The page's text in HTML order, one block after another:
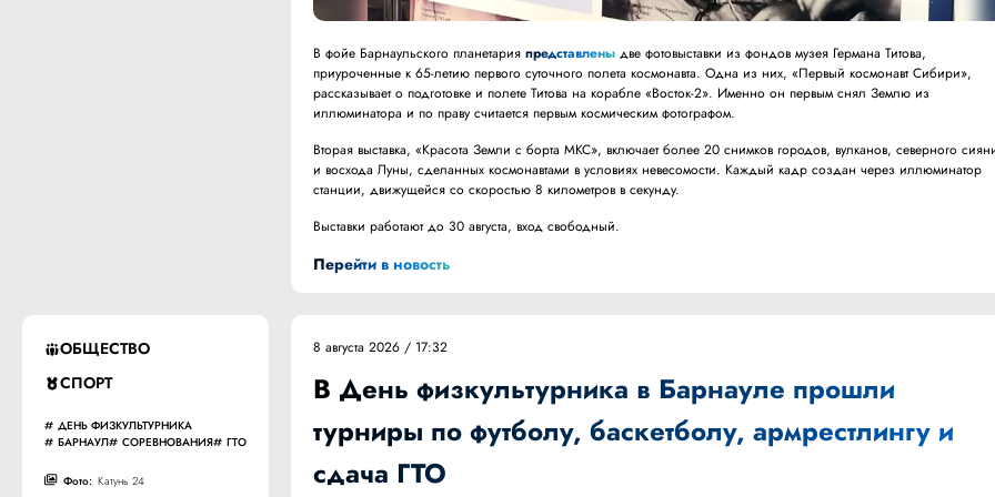
В фойе Барнаульского планетарияпредставлены две фотовыставки из фондов музея Германа Титова,
приуроченные к 65-летию первого суточного полета космонавта. Одна из них, «Первый космонавт Сибири»,
рассказывает о подготовке и полете Титова на корабле «Восток-2». Именно он первым снял Землю из
иллюминатора и по праву считается первым космическим фотографом.
Вторая выставка, «Красота Земли с борта МКС», включает более 20 снимков городов, вулканов, северного
и восхода Луны, сделанных космонавтами в условиях невесомости. Каждый кадр создан через иллюминатор
станции, движущейся со скоростью 8 километров в секунду.
Выставки работают до 30 августа, вход свободный.
Перейти в новость
ОБЩЕСТВО
СПОРТ
ДЕНЬ ФИЗКУЛЬТУРНИКА
БАРНАУЛ
СОРЕВНОВАНИЯ ГТО
Фото: Катунь 24
8 августа 2026 / 17:32
В День физкультурника в Барнауле прошли
турниры по футболу, баскетболу, армрестлингу и
сдача ГТО